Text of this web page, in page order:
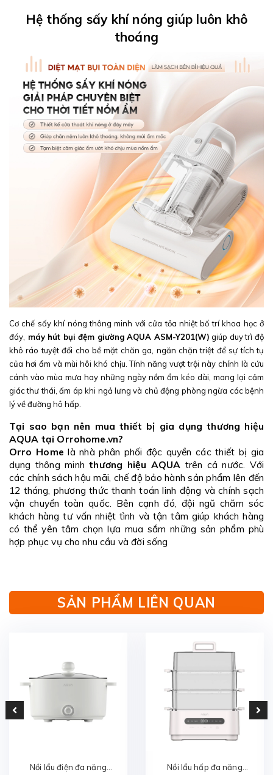
Hệ thống sấy khí nóng giúp luôn khô
thoáng
Cơ chế sấy khí nóng thông minh với cửa tỏa nhiệt bố trí khoa học ở
đáy, máy hút bụi đệm giường AQUA ASM-Y201(W) giúp duy trì độ
khô ráo tuyệt đối cho bề mặt chăn ga, ngăn chặn triệt để sự tích tụ
của hơi ẩm và mùi hôi khó chịu. Tính năng vượt trội này chính là cứu
cánh vào mùa mưa hay những ngày nồm ẩm kéo dài, mang lại cảm
giác thư thái, ấm áp khi ngả lưng và chủ động phòng ngừa các bệnh
lý về đường hô hấp.
Tại sao bạn nên mua thiết bị gia dụng thương hiệu
AQUA tại Orrohome.vn?
Orro Home là nhà phân phối độc quyền các thiết bị gia
dụng thông minhthương hiệu AQUA trên cả nước. Với
các chính sách hậu mãi, chế độ bảo hành sản phẩm lên đến
12 tháng, phương thức thanh toán linh động và chính sạch
vận chuyển toàn quốc. Bên cạnh đó, đội ngũ chăm sóc
khách hàng tư vấn nhiệt tình và tận tâm giúp khách hàng
có thể yên tâm chọn lựa mua sắm những sản phẩm phù
hợp phục vụ cho nhu cầu và đời sống
SẢN PHẨM LIÊN QUAN
Nồi lẩu điện đa năng
Nồi lẩu hấp đa năng